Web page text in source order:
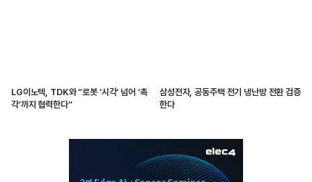
LG이노텍, TDK와 “로봇 ‘시각’ 넘어 ‘촉
각’까지 협력한다”
삼성전자, 공동주택 전기 냉난방 전환 검증
한다